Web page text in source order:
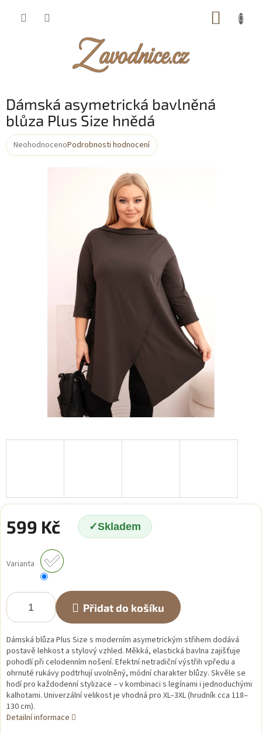
Dámská asymetrická bavlněná
blůza Plus Size hnědá
Průměrné
NeohodnocenoPodrobnosti hodnocení
599 Kč Skladem
cena:
Varianta
Přidat do košíku
Dámská blůza Plus Size s moderním asymetrickým střihem dodává
postavě lehkost a stylový vzhled. Měkká, elastická bavlna zajišťuje
pohodlí při celodenním nošení. Efektní netradiční výstřih vpředu a
ohrnuté rukávy podtrhují uvolněný, módní charakter blůzy. Skvěle se
hodí pro každodenní stylizace – v kombinaci s legínami i jednoduchými
kalhotami. Univerzální velikost je vhodná pro XL–3XL (hrudník cca 118–
130 cm).
Detailní informace